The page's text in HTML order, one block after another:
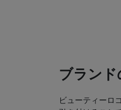
ブランド
ビューティーロ